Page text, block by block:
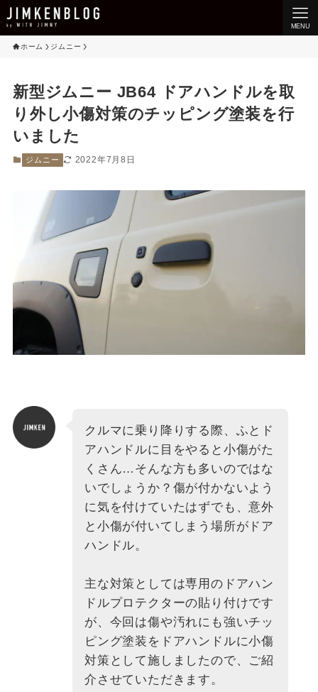
MENU
ホーム ジムニー
新型ジムニー JB64 ドアハンドルを取
り外し小傷対策のチッピング塗装を行
いました
ジムニー 2022年7月8日
クルマに乗り降りする際、ふとド
アハンドルに目をやると小傷がた
くさん…そんな方も多いのではな
いでしょうか？傷が付かないよう
に気を付けていたはずでも、意外
と小傷が付いてしまう場所がドア
ハンドル。
主な対策としては専用のドアハン
ドルプロテクターの貼り付けです
が、今回は傷や汚れにも強いチッ
ピング塗装をドアハンドルに小傷
対策として施しましたので、ご紹
介させていただきます。